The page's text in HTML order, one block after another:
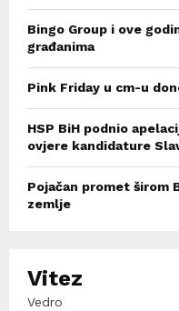
Bingo Group i ove
građanima
Pink Friday u cm-u
HSP BiH podnio
ovjere kandidature
Pojačan promet širom
zemlje
Vitez
Vedro